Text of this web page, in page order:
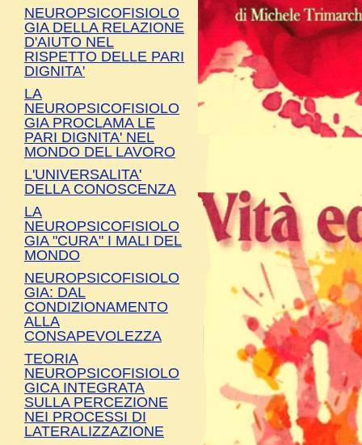
NEUROPSICOFISIOLO
GIA DELLA RELAZIONE
D'AIUTO NEL
RISPETTO DELLE PARI
DIGNITA'
LA
NEUROPSICOFISIOLO
GIA PROCLAMA LE
PARI DIGNITA' NEL
MONDO DEL LAVORO
L'UNIVERSALITA'
DELLA CONOSCENZA
LA
NEUROPSICOFISIOLO
GIA "CURA" I MALI DEL
MONDO
NEUROPSICOFISIOLO
GIA: DAL
CONDIZIONAMENTO
ALLA
CONSAPEVOLEZZA
TEORIA
NEUROPSICOFISIOLO
GICA INTEGRATA
SULLA PERCEZIONE
NEI PROCESSI DI
LATERALIZZAZIONE